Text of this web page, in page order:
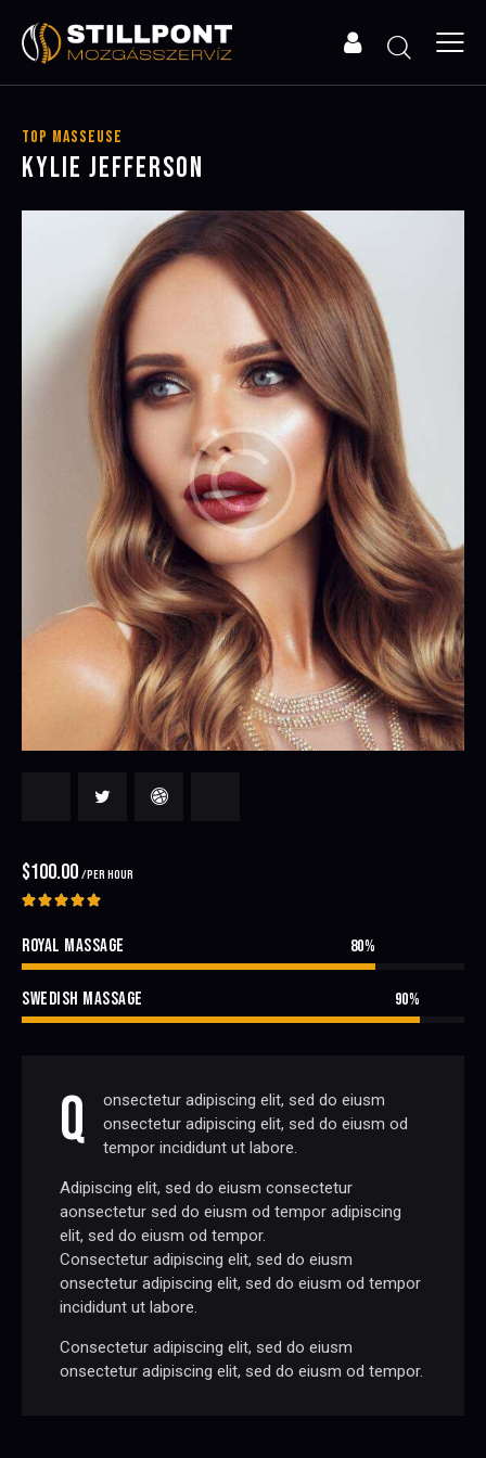
Top Masseuse
KYLIE JEFFERSON
$100.00 /PER HOUR

ROYAL MASSAGE 80%
SWEDISH MASSAGE 90%
Q
onsectetur adipiscing elit, sed do eiusm
onsectetur adipiscing elit, sed do eiusm od
tempor incididunt ut labore.
Adipiscing elit, sed do eiusm consectetur
aonsectetur sed do eiusm od tempor adipiscing
elit, sed do eiusm od tempor.
Consectetur adipiscing elit, sed do eiusm
onsectetur adipiscing elit, sed do eiusm od tempor
incididunt ut labore.
Consectetur adipiscing elit, sed do eiusm
onsectetur adipiscing elit, sed do eiusm od tempor.